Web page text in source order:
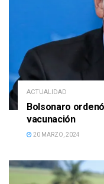
ACTUALIDAD
Bolsonaro
vacunación
20 MARZO, 2024